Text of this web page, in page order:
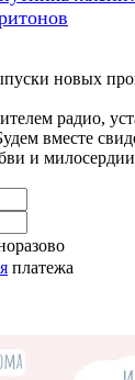
новых
радио,
вместе
и
платежа